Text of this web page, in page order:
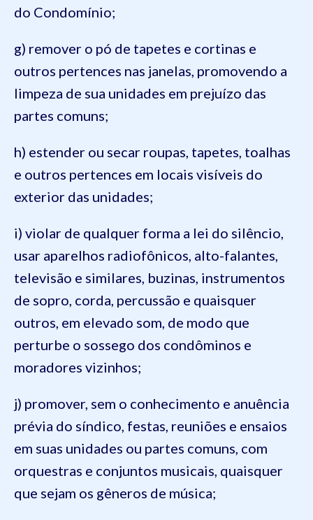
do Condomínio;
g) remover o pó de tapetes e cortinas e
outros pertences nas janelas, promovendo a
limpeza de sua unidades em prejuízo das
partes comuns;
h) estender ou secar roupas, tapetes, toalhas
e outros pertences em locais visíveis do
exterior das unidades;
i) violar de qualquer forma a lei do silêncio,
usar aparelhos radiofônicos, alto-falantes,
televisão e similares, buzinas, instrumentos
de sopro, corda, percussão e quaisquer
outros, em elevado som, de modo que
perturbe o sossego dos condôminos e
moradores vizinhos;
j) promover, sem o conhecimento e anuência
prévia do síndico, festas, reuniões e ensaios
em suas unidades ou partes comuns, com
orquestras e conjuntos musicais, quaisquer
que sejam os gêneros de música;